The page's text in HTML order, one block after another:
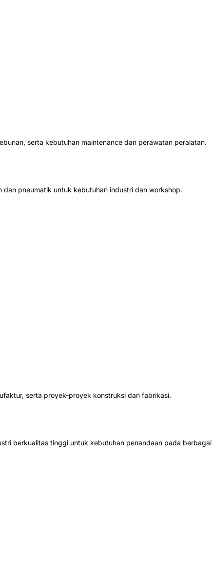
serta kebutuhan maintenance dan perawatan peralatan.
pneumatik untuk kebutuhan industri dan workshop.
serta proyek-proyek konstruksi dan fabrikasi.
berkualitas tinggi untuk kebutuhan penandaan pada berbagai